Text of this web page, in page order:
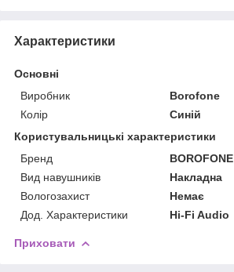
Характеристики
Основні
Виробник
Borofone
Колір
Синій
Користувальницькі характеристики
Бренд
BOROFONE
Вид навушників
Накладна
Вологозахист
Немає
Дод. Характеристики
Hi-Fi Audio
Приховати